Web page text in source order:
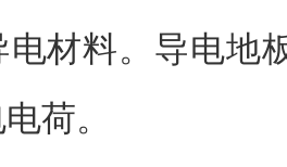
材料。导电地
荷。